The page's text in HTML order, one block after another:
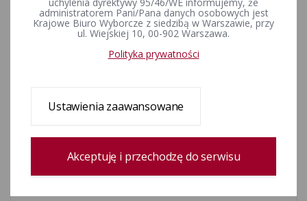
Miasto Chojnów
Wyniki I etapu (szkolnego) VI Edycji Ogólnopolskiego
Konkursu Wiedzy o Prawie Wyborczym „Wybieram Wybory”
W dniu 2 maja 2025 r. Delegatura Krajowego Biura
INFORMACJA OKRĘGOWEJ KOMISJI WYBORCZEJ NR 3 W LEGNICY
z dnia 10 kwietnia 2025 r. o jej składzie oraz pełnionych
administratorem Pani/Pana danych osobowych jest
Krajowe Biuro Wyborcze z siedzibą w Warszawie, przy
ul. Wiejskiej 10, 00-902 Warszawa.
Polityka prywatności
Ustawienia zaawansowane
Akceptuję i przechodzę do serwisu